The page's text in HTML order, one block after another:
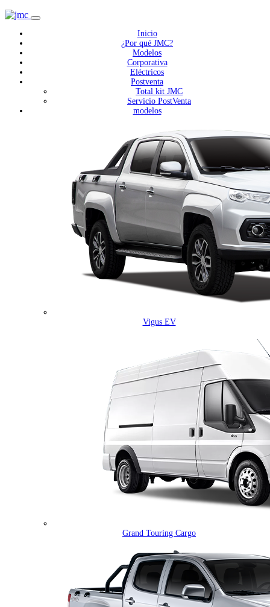
Inicio
¿Por qué JMC?
Modelos
Corporativa
Eléctricos
Postventa
Total kit JMC
Servicio PostVenta
modelos
Vigus EV
Grand Touring Cargo